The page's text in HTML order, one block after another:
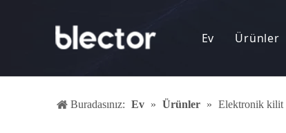
Ev Ürünler
Buradasınız: Ev » Ürünler » Elektronik kilit